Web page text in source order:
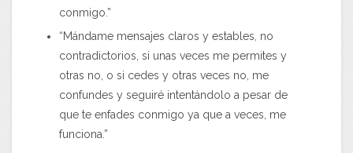
conmigo.”
“Mándame mensajes claros y estables, no
contradictorios, si unas veces me permites y
otras no, o si cedes y otras veces no, me
confundes y seguiré intentándolo a pesar de
que te enfades conmigo ya que a veces, me
funciona.”